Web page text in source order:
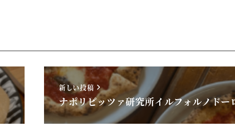
新しい投稿
ナポリピッツァ研究所イルフォルノドー